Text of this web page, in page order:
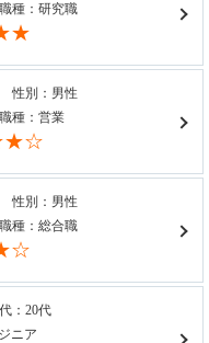
職種：研究職
性別：男性
職種：営業
性別：男性
職種：総合職
：20代
ニア